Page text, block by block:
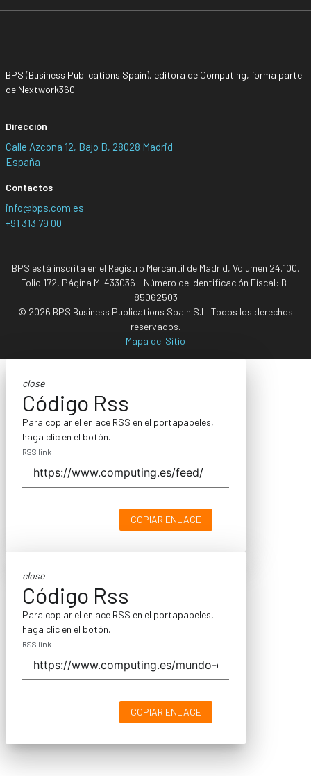
BPS (Business Publications Spain), editora de Computing, forma parte
de Nextwork360.
Dirección
Calle Azcona 12, Bajo B, 28028 Madrid
España
Contactos
info@bps.com.es
+91 313 79 00
BPS está inscrita en el Registro Mercantil de Madrid, Volumen 24.100,
Folio 172, Página M-433036 - Número de Identificación Fiscal: B-
85062503
© 2026 BPS Business Publications Spain S.L. Todos los derechos
reservados.
Mapa del Sitio
close
Código Rss
Para copiar el enlace RSS en el portapapeles,
haga clic en el botón.
RSS link
COPIAR ENLACE
close
Código Rss
Para copiar el enlace RSS en el portapapeles,
haga clic en el botón.
RSS link
COPIAR ENLACE